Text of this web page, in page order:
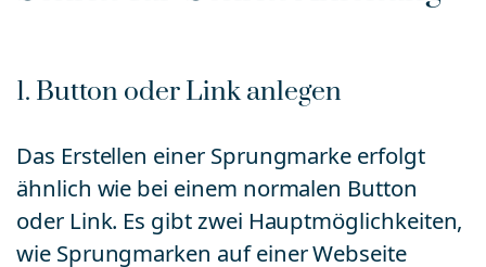
1. Button oder Link anlegen
Das Erstellen einer Sprungmarke erfolgt
ähnlich wie bei einem normalen Button
oder Link. Es gibt zwei Hauptmöglichkeiten,
wie Sprungmarken auf einer Webseite